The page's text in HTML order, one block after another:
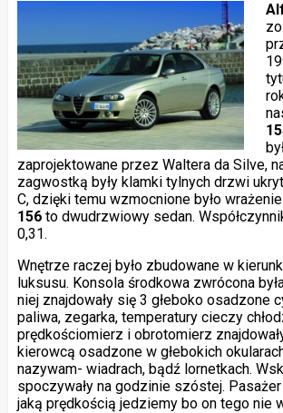
zaprojektowane przez Waltera da Silve,
zagwostką były klamki tylnych drzwi
C, dzięki temu wzmocnione było
156to dwudrzwiowy sedan.
0,31.
Wnętrze raczej było zbudowane w
luksusu. Konsola środkowa zwrócona
niej znajdowały się 3 głeboko osadzone
paliwa, zegarka, temperatury cieczy
prędkościomierz i obrotomierz
kierowcą osadzone w głebokich
nazywam- wiadrach, bądź lornetkach.
spoczywały na godzinie szóstej.
jaką prędkością jedziemy bo on tego nie